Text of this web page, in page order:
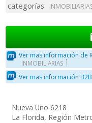
categorías
Ver mas información de
INMOBILIARIAS
Ver mas información
Nueva Uno 6218
La Florida, Región